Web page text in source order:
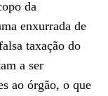
da
enxurrada de
taxação do
a ser
ao órgão, o que